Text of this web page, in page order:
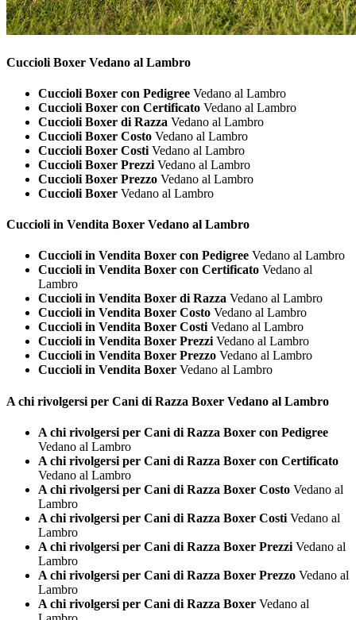
Cuccioli Boxer Vedano al Lambro
Cuccioli Boxer con Pedigree Vedano al Lambro
Cuccioli Boxer con Certificato Vedano al Lambro
Cuccioli Boxer di Razza Vedano al Lambro
Cuccioli Boxer Costo Vedano al Lambro
Cuccioli Boxer Costi Vedano al Lambro
Cuccioli Boxer Prezzi Vedano al Lambro
Cuccioli Boxer Prezzo Vedano al Lambro
Cuccioli Boxer Vedano al Lambro
Cuccioli in Vendita Boxer Vedano al Lambro
Cuccioli in Vendita Boxer con Pedigree Vedano al Lambro
Cuccioli in Vendita Boxer con Certificato Vedano al
Lambro
Cuccioli in Vendita Boxer di Razza Vedano al Lambro
Cuccioli in Vendita Boxer Costo Vedano al Lambro
Cuccioli in Vendita Boxer Costi Vedano al Lambro
Cuccioli in Vendita Boxer Prezzi Vedano al Lambro
Cuccioli in Vendita Boxer Prezzo Vedano al Lambro
Cuccioli in Vendita Boxer Vedano al Lambro
A chi rivolgersi per Cani di Razza Boxer Vedano al Lambro
A chi rivolgersi per Cani di Razza Boxer con Pedigree
Vedano al Lambro
A chi rivolgersi per Cani di Razza Boxer con Certificato
Vedano al Lambro
A chi rivolgersi per Cani di Razza Boxer Costo Vedano al
Lambro
A chi rivolgersi per Cani di Razza Boxer Costi Vedano al
Lambro
A chi rivolgersi per Cani di Razza Boxer Prezzi Vedano al
Lambro
A chi rivolgersi per Cani di Razza Boxer Prezzo Vedano al
Lambro
A chi rivolgersi per Cani di Razza Boxer Vedano al